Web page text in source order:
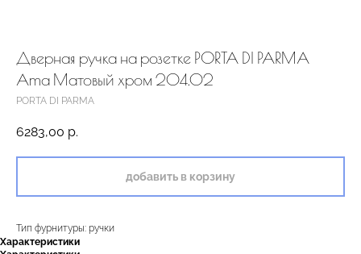
Дверная ручка на розетке PORTA DI PARMA
Ama Матовый хром 204.02
PORTA DI PARMA
6283,00 р.
добавить в корзину
Тип фурнитуры: ручки
Характеристики